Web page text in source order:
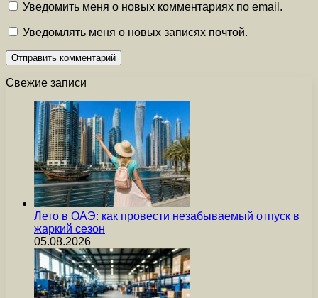
Уведомить меня о новых комментариях по email.
Уведомлять меня о новых записях почтой.
Свежие записи
Лето в ОАЭ: как провести незабываемый отпуск в
жаркий сезон
05.08.2026